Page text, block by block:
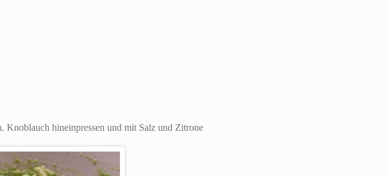
Knoblauch hineinpressen und mit Salz und Zitrone